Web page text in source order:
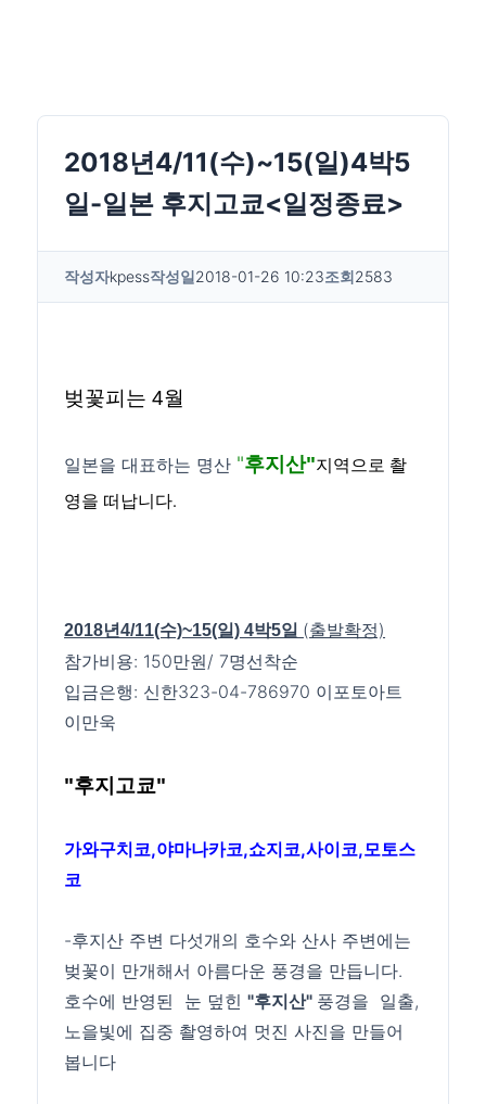
2018년4/11(수)~15(일)4박5
일-일본 후지고쿄<일정종료>
작성자kpess작성일2018-01-26 10:23조회2583
벚꽃피는 4월
일본을 대표하는 명산 "후지산"지역으로 촬
영을 떠납니다.
2018년4/11(수)~15(일) 4박5일 (출발확정)
참가비용: 150만원/ 7명선착순
입금은행: 신한323-04-786970 이포토아트
이만욱
"후지고쿄"
가와구치코,야마나카코,쇼지코,사이코,모토스
코
-후지산 주변 다섯개의 호수와 산사 주변에는
벚꽃이 만개해서 아름다운 풍경을 만듭니다.
호수에 반영된 눈 덮힌"후지산" 풍경을 일출,
노을빛에 집중 촬영하여 멋진 사진을 만들어
봅니다